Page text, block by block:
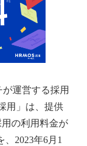
運営する採用
用」は、提供
の利用料金が
2023年6月1